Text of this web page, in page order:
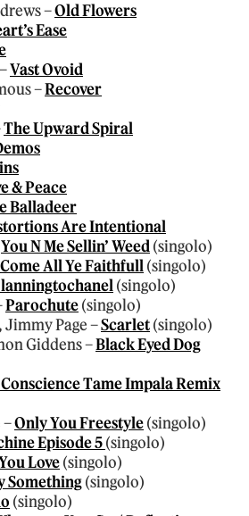
–Old Flowers
Ease
Vast Ovoid
–Recover
The Upward Spiral
& Peace
Balladeer
Are Intentional
You N Me Sellin’ Weed(singolo)
Come All Ye Faithfull(singolo)
(singolo)
Parochute(singolo)
Page –Scarlet(singolo)
Giddens –Black Eyed Dog
Tame Impala Remix
–Only You Freestyle(singolo)
Episode 5(singolo)
Love(singolo)
Something(singolo)
(singolo)